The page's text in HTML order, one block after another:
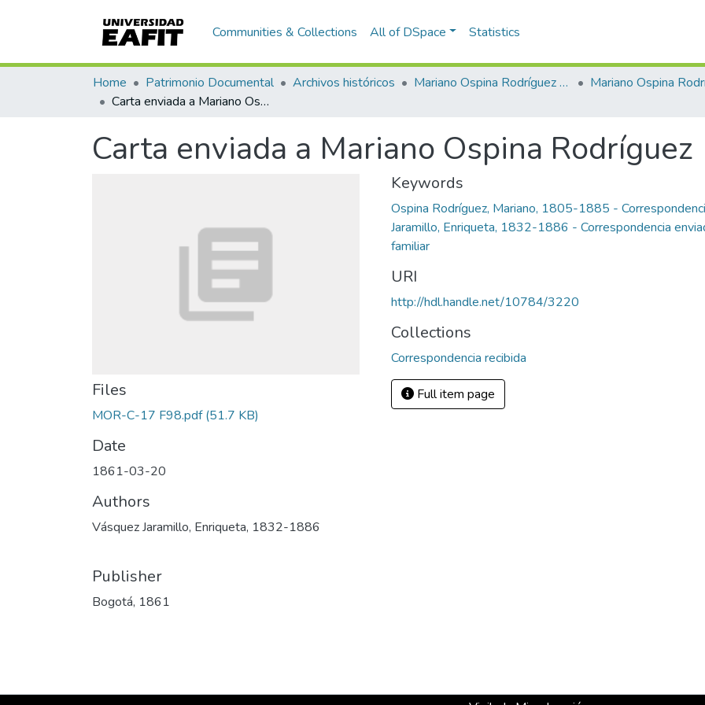
Communities & Collections All of DSpace Statistics
Home Patrimonio Documental Archivos históricos Mariano Ospina Rodríguez (1826 -1912) Mariano Ospina
Carta enviada a Mariano Ospina Rodríguez
Carta enviada a Mariano Ospina Rodríguez
Files
MOR-C-17 F98.pdf(51.7 KB)
Date
1861-03-20
Authors
Vásquez Jaramillo, Enriqueta, 1832-1886
Publisher
Bogotá, 1861
Keywords
Ospina Rodríguez, Mariano, 1805-1885 -
Jaramillo, Enriqueta, 1832-1886 - Correspondencia
familiar
URI
http://hdl.handle.net/10784/3220
Collections
Correspondencia recibida
Full item page